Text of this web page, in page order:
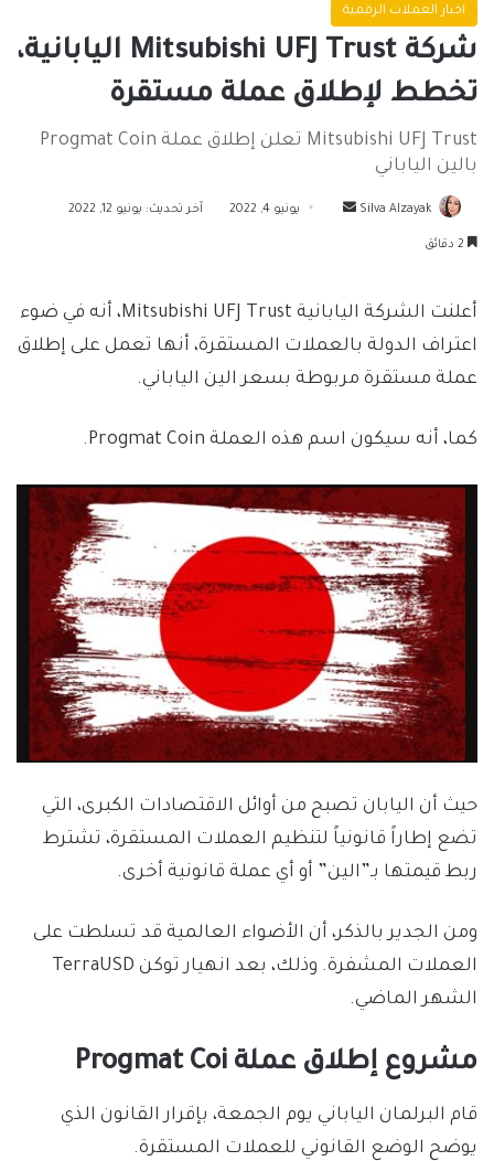
اخبار العملات الرقمية
‏شركة Mitsubishi UFJ Trust اليابانية،
تخطط لإطلاق عملة مستقرة
Mitsubishi UFJ Trust تعلن إطلاق عملة Progmat Coin
بالين الياباني
Silva Alzayak
أرسل
يونيو 4, 2022 آخر تحديث: يونيو 12, 2022
أعلنت الشركة اليابانية Mitsubishi UFJ Trust، أنه في ضوء
اعتراف الدولة بالعملات المستقرة، أنها تعمل على إطلاق
عملة مستقرة مربوطة بسعر الين الياباني.
كما، أنه سيكون اسم هذه العملة Progmat Coin.
حيث أن ‏اليابان تصبح من أوائل الاقتصادات الكبرى، التي
تضع إطاراً قانونياً لتنظيم العملات المستقرة، تشترط
ربط قيمتها بـ”الين” أو أي عملة قانونية أخرى.
ومن الجدير بالذكر، أن الأضواء العالمية قد تسلطت على
العملات المشفرة. وذلك، بعد انهيار توكن TerraUSD
الشهر الماضي.
مشروع إطلاق عملة Progmat Coi
قام البرلمان الياباني يوم الجمعة، بإقرار القانون الذي
يوضح الوضع القانوني للعملات المستقرة.